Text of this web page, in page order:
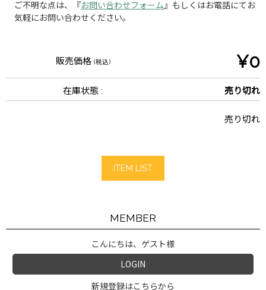
ご不明な点は、『お問い合わせフォーム 』もしくはお電話にてお
気軽にお問い合わせください。
販売価格 (税込) ¥0
在庫状態 : 売り切れ
売り切れ
ITEM LIST
MEMBER
こんにちは、ゲスト様
LOGIN
新規登録はこちらから